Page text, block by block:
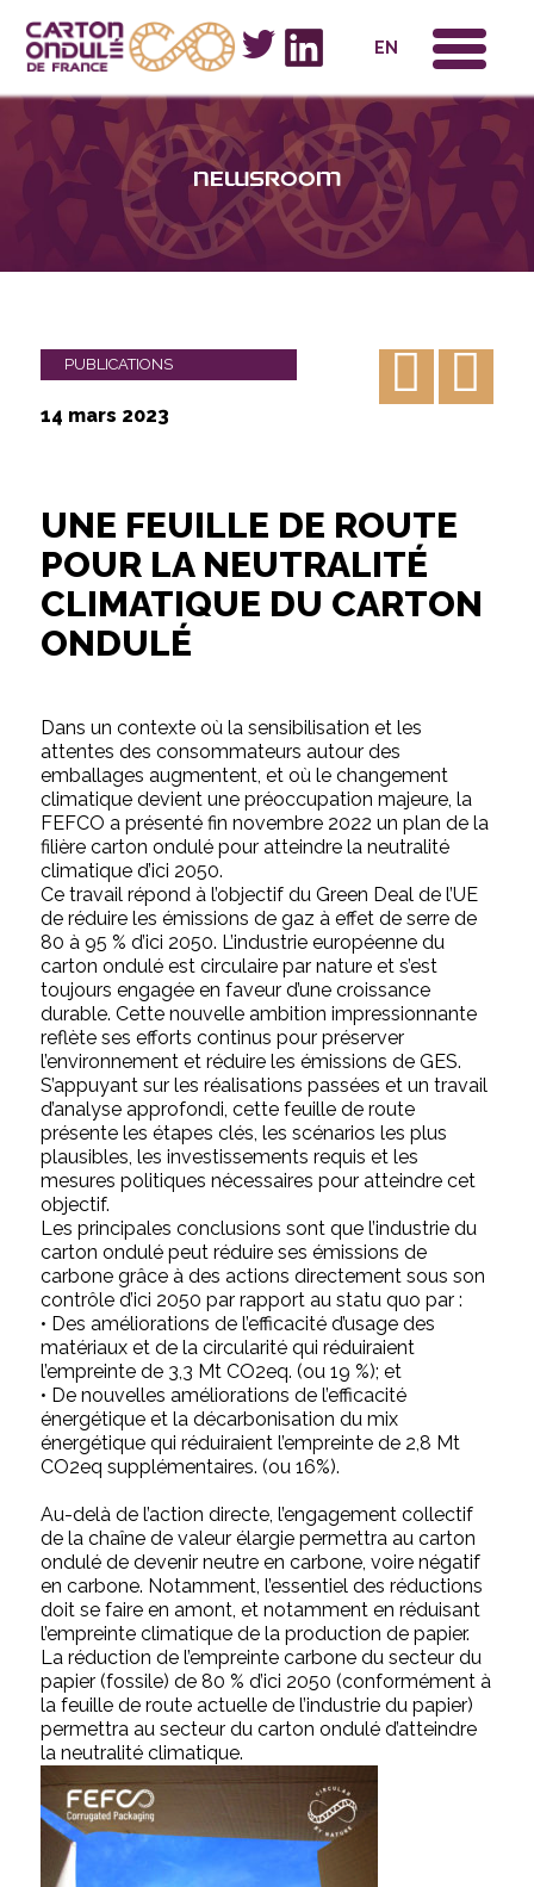
EN
Newsroom
PUBLICATIONS
14 mars 2023
UNE FEUILLE DE ROUTE
POUR LA NEUTRALITÉ
CLIMATIQUE DU CARTON
ONDULÉ
Dans un contexte où la sensibilisation et les
attentes des consommateurs autour des
emballages augmentent, et où le changement
climatique devient une préoccupation majeure, la
FEFCO a présenté fin novembre 2022 un plan de la
filière carton ondulé pour atteindre la neutralité
climatique d’ici 2050.
Ce travail répond à l’objectif du Green Deal de l’UE
de réduire les émissions de gaz à effet de serre de
80 à 95 % d’ici 2050. L’industrie européenne du
carton ondulé est circulaire par nature et s’est
toujours engagée en faveur d’une croissance
durable. Cette nouvelle ambition impressionnante
reflète ses efforts continus pour préserver
l’environnement et réduire les émissions de GES.
S’appuyant sur les réalisations passées et un travail
d’analyse approfondi, cette feuille de route
présente les étapes clés, les scénarios les plus
plausibles, les investissements requis et les
mesures politiques nécessaires pour atteindre cet
objectif.
Les principales conclusions sont que l’industrie du
carton ondulé peut réduire ses émissions de
carbone grâce à des actions directement sous son
contrôle d’ici 2050 par rapport au statu quo par :
• Des améliorations de l’efficacité d’usage des
matériaux et de la circularité qui réduiraient
l’empreinte de 3,3 Mt CO2eq. (ou 19 %); et
• De nouvelles améliorations de l’efficacité
énergétique et la décarbonisation du mix
énergétique qui réduiraient l’empreinte de 2,8 Mt
CO2eq supplémentaires. (ou 16%).
Au-delà de l’action directe, l’engagement collectif
de la chaîne de valeur élargie permettra au carton
ondulé de devenir neutre en carbone, voire négatif
en carbone. Notamment, l’essentiel des réductions
doit se faire en amont, et notamment en réduisant
l’empreinte climatique de la production de papier.
La réduction de l’empreinte carbone du secteur du
papier (fossile) de 80 % d’ici 2050 (conformément à
la feuille de route actuelle de l’industrie du papier)
permettra au secteur du carton ondulé d’atteindre
la neutralité climatique.